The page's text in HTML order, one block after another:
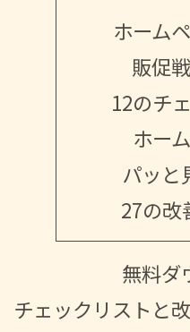
ホーム
販促
12のチ
ホー
パッと
27の改
無料ダ
チェックリストと